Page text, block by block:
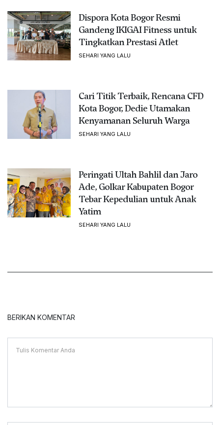
Dispora Kota Bogor Resmi
Gandeng IKIGAI Fitness untuk
Tingkatkan Prestasi Atlet
SEHARI YANG LALU
Cari Titik Terbaik, Rencana CFD
Kota Bogor, Dedie Utamakan
Kenyamanan Seluruh Warga
SEHARI YANG LALU
Peringati Ultah Bahlil dan Jaro
Ade, Golkar Kabupaten Bogor
Tebar Kepedulian untuk Anak
Yatim
SEHARI YANG LALU
BERIKAN KOMENTAR